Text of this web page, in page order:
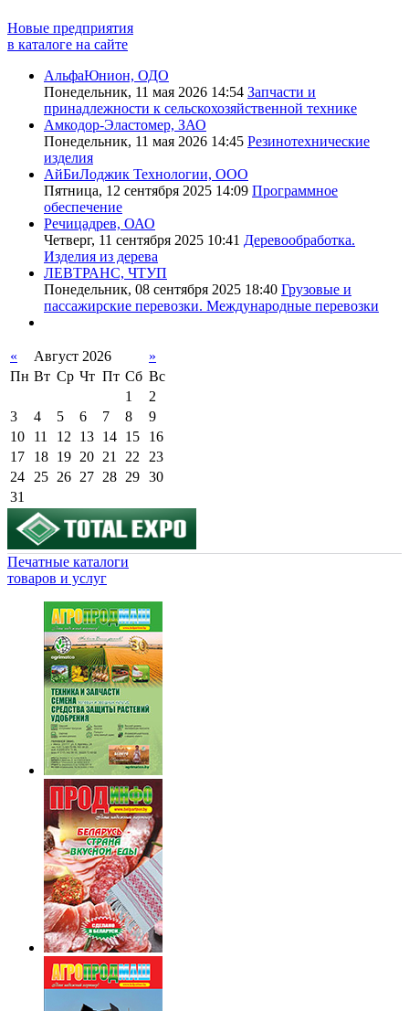
Новые предприятия
в каталоге на сайте
АльфаЮнион, ОДО
Понедельник, 11 мая 2026 14:54 Запчасти и
принадлежности к сельскохозяйственной технике
Амкодор-Эластомер, ЗАО
Понедельник, 11 мая 2026 14:45 Резинотехнические
изделия
АйБиЛоджик Технологии, ООО
Пятница, 12 сентября 2025 14:09 Программное
обеспечение
Речицадрев, ОАО
Четверг, 11 сентября 2025 10:41 Деревообработка.
Изделия из дерева
ЛЕВТРАНС, ЧТУП
Понедельник, 08 сентября 2025 18:40 Грузовые и
пассажирские перевозки. Международные перевозки
« Август 2026
»
Пн Вт Ср Чт Пт Сб Вс
1
2
3
4 5 6 7 8
9
10
11 12 13 14 15
16
17
18 19 20 21 22
23
24
25 26 27 28 29 30
31
Печатные каталоги
товаров и услуг